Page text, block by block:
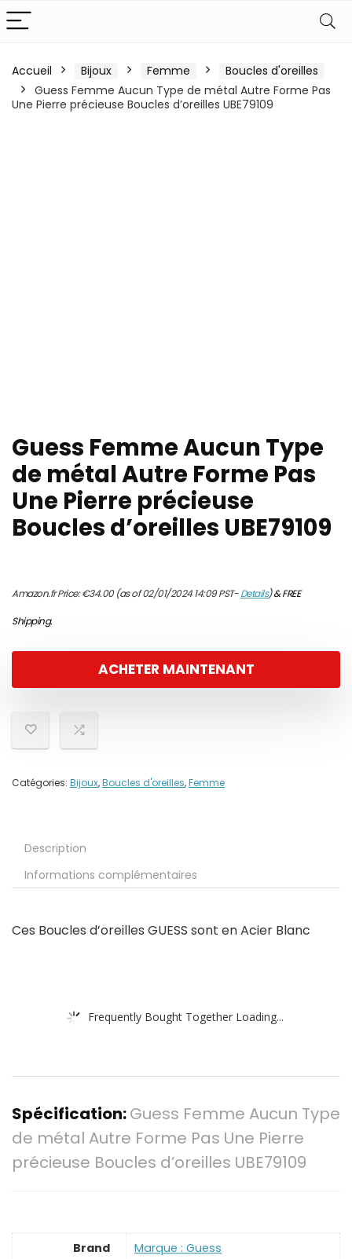
Accueil Bijoux Femme
Boucles d'oreilles
Guess Femme Aucun Type de métal Autre Forme Pas
Une Pierre précieuse Boucles d’oreilles UBE79109
Guess Femme Aucun Type
de métal Autre Forme Pas
Une Pierre précieuse
Boucles d’oreilles UBE79109
Amazon.fr Price:€34.00(as of 02/01/2024 14:09 PST-Details)&FREE
Shipping.
ACHETER MAINTENANT
Catégories: Bijoux,Boucles d'oreilles,Femme
Description
Informations complémentaires
Ces Boucles d’oreilles GUESS sont en Acier Blanc
Frequently Bought Together Loading...
Spécification:Guess Femme Aucun Type
de métal Autre Forme Pas Une Pierre
précieuse Boucles d’oreilles UBE79109
Brand Marque : Guess